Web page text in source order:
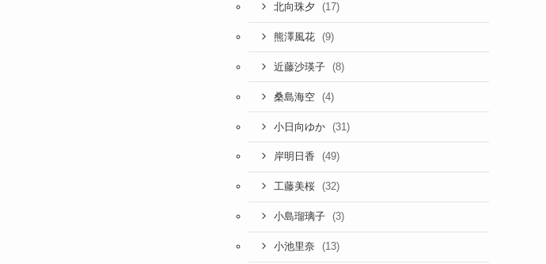
北向珠夕 (17)
熊澤風花 (9)
近藤沙瑛子 (8)
桑島海空 (4)
小日向ゆか (31)
岸明日香 (49)
工藤美桜 (32)
小島瑠璃子 (3)
小池里奈 (13)